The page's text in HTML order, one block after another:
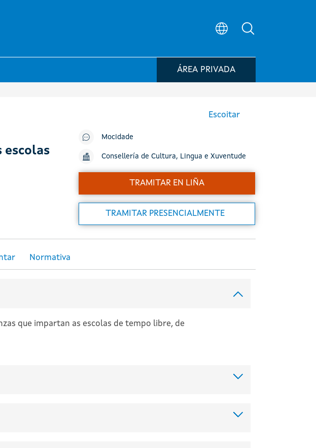
ÁREA PRIVADA
Escoitar
escolas
Mocidade
Consellería de Cultura, Lingua e Xuventude
TRAMITAR EN LIÑA
TRAMITAR PRESENCIALMENTE
Despois de presentar
que impartan as escolas de tempo libre, de